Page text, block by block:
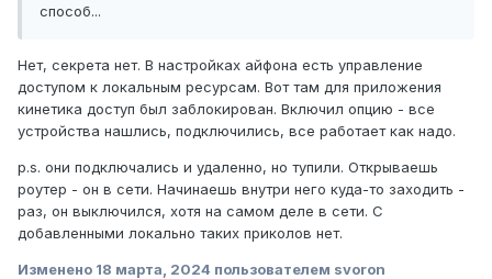
способ...
Нет, секрета нет. В настройках айфона есть управление
доступом к локальным ресурсам. Вот там для приложения
кинетика доступ был заблокирован. Включил опцию - все
устройства нашлись, подключились, все работает как надо.
p.s. они подключались и удаленно, но тупили. Открываешь
роутер - он в сети. Начинаешь внутри него куда-то заходить -
раз, он выключился, хотя на самом деле в сети. С
добавленными локально таких приколов нет.
Изменено 18 марта, 2024 пользователем svoron